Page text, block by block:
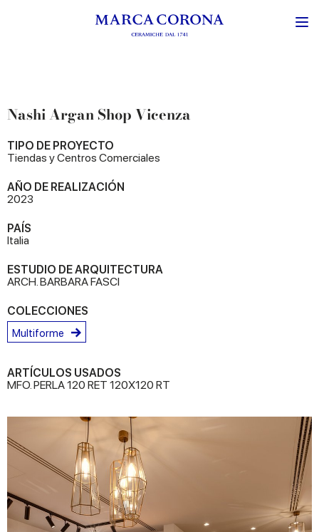
Nashi Argan Shop Vicenza
TIPO DE PROYECTO
Tiendas y Centros Comerciales
AÑO DE REALIZACIÓN
2023
PAÍS
Italia
ESTUDIO DE ARQUITECTURA
ARCH. BARBARA FASCI
COLECCIONES
Multiforme
ARTÍCULOS USADOS
MFO. PERLA 120 RET 120X120 RT